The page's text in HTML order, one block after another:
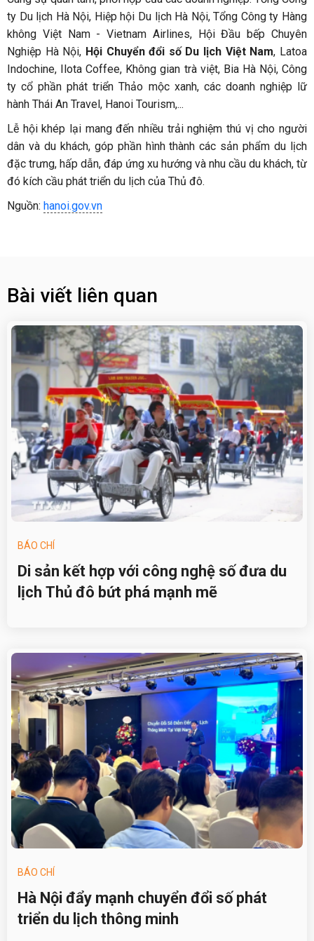
ty Du lịch Hà Nội, Hiệp hội Du lịch Hà Nội, Tổng Công ty Hàng
không Việt Nam - Vietnam Airlines, Hội Đầu bếp Chuyên
Nghiệp Hà Nội, Hội Chuyển đổi số Du lịch Việt Nam, Latoa
Indochine, Ilota Coffee, Không gian trà việt, Bia Hà Nội, Công
ty cổ phần phát triển Thảo mộc xanh, các doanh nghiệp lữ
hành Thái An Travel, Hanoi Tourism,...
Lễ hội khép lại mang đến nhiều trải nghiệm thú vị cho người
dân và du khách, góp phần hình thành các sản phẩm du lịch
đặc trưng, hấp dẫn, đáp ứng xu hướng và nhu cầu du khách, từ
đó kích cầu phát triển du lịch của Thủ đô.
Nguồn: hanoi.gov.vn
Bài viết liên quan
BÁO CHÍ
Di sản kết hợp với công nghệ số đưa du
lịch Thủ đô bứt phá mạnh mẽ
BÁO CHÍ
Hà Nội đẩy mạnh chuyển đổi số phát
triển du lịch thông minh